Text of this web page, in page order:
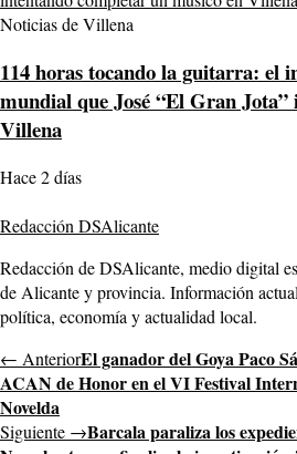
Noticias de Villena
114 horas tocando la guitarra: el
mundial que José “El Gran Jota”
Villena
Hace 2 días
Redacción DSAlicante
Redacción de DSAlicante, medio digital
de Alicante y provincia. Información
política, economía y actualidad local.
← AnteriorEl ganador del Goya Paco
ACAN de Honor en el VI Festival
Novelda
Siguiente →Barcala paraliza los